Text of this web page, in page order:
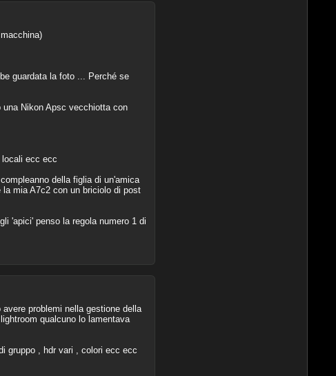
guardata la foto ... Perché se
Nikon Apsc vecchiotta con
locali ecc ecc
della figlia di un'amica
mia A7c2 con un briciolo di post
'apici' penso la regola numero 1 di
problemi nella gestione della
qualcuno lo lamentava
gruppo , hdr vari , colori ecc ecc